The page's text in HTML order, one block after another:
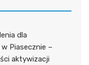
dla
Piasecznie –
aktywizacji